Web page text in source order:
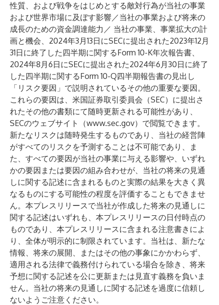
性質、および戦争をはじめとする敵対行為が当社の事業
および世界市場に及ぼす影響／当社の事業および将来の
成長のための資金調達能力／ 当社の事業、事業拡大の計
画と機会、2024年3月13日にSECに提出された2023年12月
31日に終了した四半期に関するForm 10-K年次報告書、
2024年8月6日にSECに提出された2024年6月30日に終了
した四半期に関するForm 10-Q四半期報告書の見出し
「リスク要因」で説明されているその他の重要な要因。
これらの要因は、米国証券取引委員会（SEC）に提出さ
れたその他の書類にて随時更新される可能性があり、
SECのウェブサイト（www.sec.gov）で閲覧できます。
新たなリスクは随時発生するものであり、当社の経営陣
がすべてのリスクを予測することは不可能であり、ま
た、すべての要因が当社の事業に与える影響や、いずれ
かの要因または要因の組み合わせが、当社の将来の見通
しに関する記述に含まれるものと実際の結果を大きく異
なるものにする可能性の程度を評価することもできませ
ん。本プレスリリースで当社が作成した将来の見通しに
関する記述はいずれも、本プレスリリースの日付時点の
ものであり、本プレスリリースに含まれる注意書きによ
り、全体が明示的に制限されています。当社は、新たな
情報、将来の展開、またはその他の事象にかかわらず、
適用される法律で義務付けられている場合を除き、将来
予想に関する記述を公に更新または見直す義務を負いま
せん。当社の将来の見通しに関する記述を過度に信頼し
ないようご注意ください。